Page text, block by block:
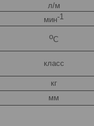
л/м
мин-1
оС
класс
кг
мм